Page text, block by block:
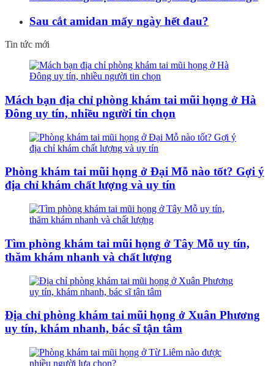
Sau cắt amidan mấy ngày hết đau?
Tin tức mới
Mách bạn địa chỉ phòng khám tai mũi họng ở Hà
Đông uy tín, nhiều người tin chọn
Phòng khám tai mũi họng ở Đại Mỗ nào tốt? Gợi ý
địa chỉ khám chất lượng và uy tín
Tìm phòng khám tai mũi họng ở Tây Mỗ uy tín,
thăm khám nhanh và chất lượng
Địa chỉ phòng khám tai mũi họng ở Xuân Phương
uy tín, khám nhanh, bác sĩ tận tâm